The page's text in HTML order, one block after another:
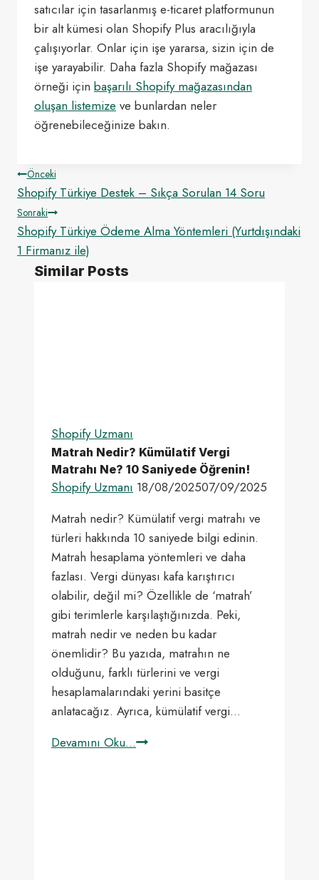
satıcılar için tasarlanmış e-ticaret platformunun
bir alt kümesi olan Shopify Plus aracılığıyla
çalışıyorlar. Onlar için işe yararsa, sizin için de
işe yarayabilir. Daha fazla Shopify mağazası
örneği için başarılı Shopify mağazasından
oluşan listemize ve bunlardan neler
öğrenebileceğinize bakın.
Yazı
gezinmesi
Önceki
Shopify Türkiye Destek – Sıkça Sorulan 14 Soru
Sonraki
Shopify Türkiye Ödeme Alma Yöntemleri (Yurtdışındaki
1 Firmanız ile)
Similar Posts
Shopify Uzmanı
Matrah Nedir? Kümülatif Vergi
Matrahı Ne? 10 Saniyede Öğrenin!
Shopify Uzmanı 18/08/202507/09/2025
Matrah nedir? Kümülatif vergi matrahı ve
türleri hakkında 10 saniyede bilgi edinin.
Matrah hesaplama yöntemleri ve daha
fazlası. Vergi dünyası kafa karıştırıcı
olabilir, değil mi? Özellikle de ‘matrah’
gibi terimlerle karşılaştığınızda. Peki,
matrah nedir ve neden bu kadar
önemlidir? Bu yazıda, matrahın ne
olduğunu, farklı türlerini ve vergi
hesaplamalarındaki yerini basitçe
anlatacağız. Ayrıca, kümülatif vergi…
Devamını Oku...Matrah